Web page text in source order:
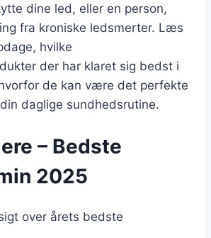
dine led, eller en person,
fra kroniske ledsmerter. Læs
hvilke
der har klaret sig bedst i
de kan være det perfekte
daglige sundhedsrutine.
– Bedste
2025
over årets bedste